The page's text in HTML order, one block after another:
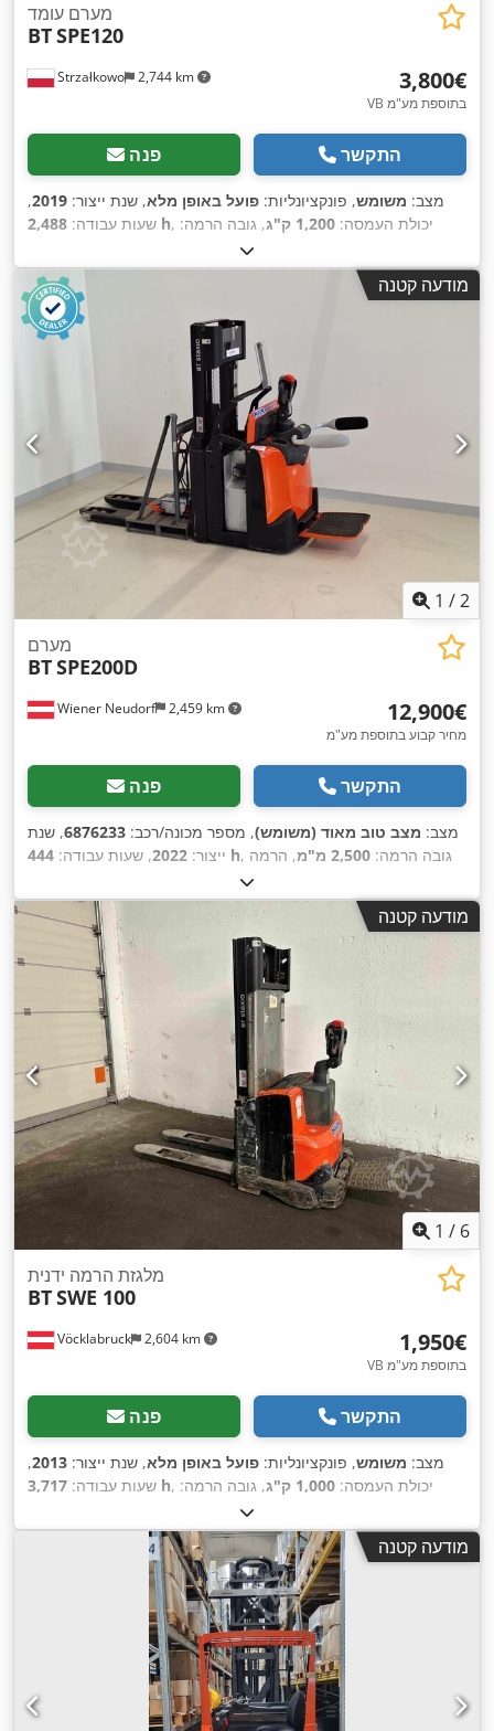
Strzałkowo 2,744 km
מערם עומד
BTSPE120
‏3,800 ‏€
VB בתוספת מע"מ
פנה התקשר
מצב: משומש, פונקציונליות: פועל באופן מלא, שנת ייצור: 2019
,
שעות עבודה: 2,488 h , יכולת העמסה: 1,200 ק"ג
, גובה הרמה:
17,674 מ"מ
תורן:טריפלקס, גובה בנייה:2,112 מ"מ , סוג הנעה:Elektro,
מודעה קטנה
1 /2
Wiener Neudorf 2,459 km
מערם
BTSPE200D
‏12,900 ‏€
מחיר קבוע בתוספת מע"מ
פנה התקשר
מצב: מצב טוב מאוד (משומש), מספר מכונה/רכב: 6876233, שנת
ייצור: 2022, שעות עבודה: 444 h , גובה הרמה: 2,500 מ"מ
, הרמה
, סוג דלק:חשמלי
סוללה:210 אה , אורך המזלג:1,200 מ"מ ,
מודעה קטנה
1 / 6
Vöcklabruck 2,604 km
מלגזת הרמה ידנית
BTSWE 100
‏1,950 ‏€
VB בתוספת מע"מ
פנה התקשר
מצב: משומש, פונקציונליות: פועל באופן מלא, שנת ייצור: 2013
,
שעות עבודה: 3,717 h , יכולת העמסה: 1,000 ק"ג
, גובה הרמה:
, סוג תורן:
מ"מ, אורך המזלג:1,150 מ"מ , סוג הנעה:Elektro,
מודעה קטנה